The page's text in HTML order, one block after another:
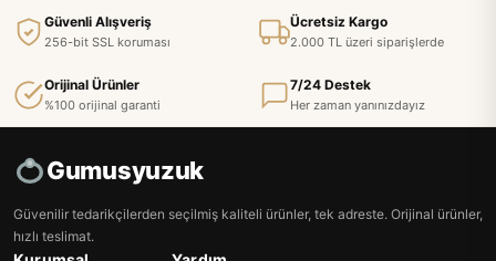
Güvenli Alışveriş
256-bit SSL koruması
Ücretsiz Kargo
2.000 TL üzeri siparişlerde
Orijinal Ürünler
%100 orijinal garanti
7/24 Destek
Her zaman yanınızdayız
Gumusyuzuk
Güvenilir tedarikçilerden seçilmiş kaliteli ürünler, tek adreste. Orijinal ürünler,
hızlı teslimat.